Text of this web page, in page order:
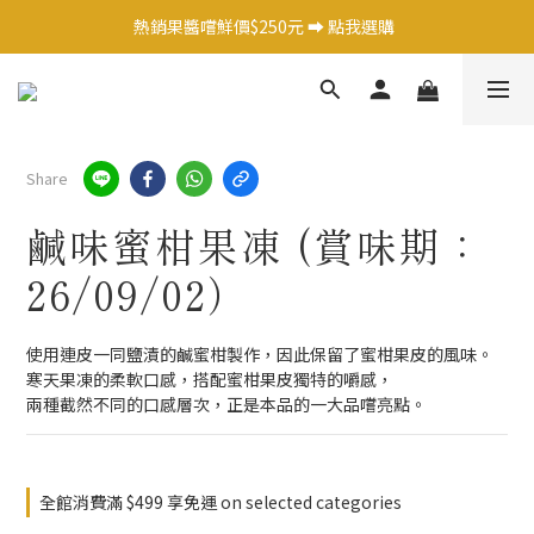
日式調味料任選1件 9 折 ➡️ 點我選購
熱銷果醬嚐鮮價$250元 ➡️ 點我選購
日式調味料任選1件 9 折 ➡️ 點我選購
Share
鹹味蜜柑果凍 (賞味期：
26/09/02）
使用連皮一同鹽漬的鹹蜜柑製作，因此保留了蜜柑果皮的風味。
寒天果凍的柔軟口感，搭配蜜柑果皮獨特的嚼感，
兩種截然不同的口感層次，正是本品的一大品嚐亮點。
全館消費滿 $499 享免運 on selected categories